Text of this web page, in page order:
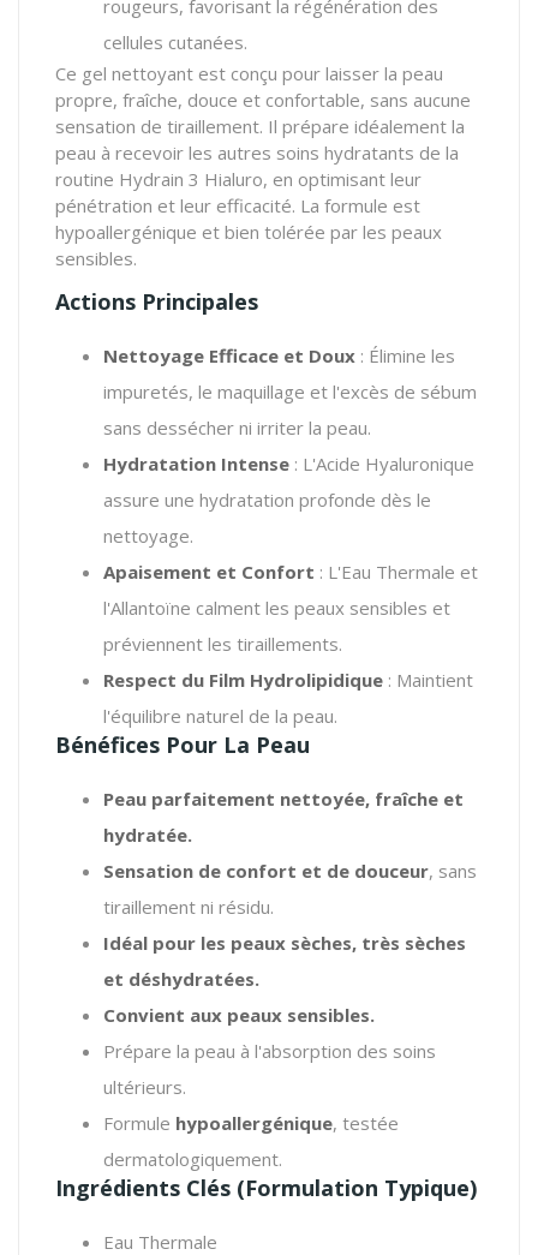
rougeurs, favorisant la régénération des
cellules cutanées.
Ce gel nettoyant est conçu pour laisser la peau
propre, fraîche, douce et confortable, sans aucune
sensation de tiraillement. Il prépare idéalement la
peau à recevoir les autres soins hydratants de la
routine Hydrain 3 Hialuro, en optimisant leur
pénétration et leur efficacité. La formule est
hypoallergénique et bien tolérée par les peaux
sensibles.
Actions Principales
Nettoyage Efficace et Doux : Élimine les
impuretés, le maquillage et l'excès de sébum
sans dessécher ni irriter la peau.
Hydratation Intense : L'Acide Hyaluronique
assure une hydratation profonde dès le
nettoyage.
Apaisement et Confort : L'Eau Thermale et
l'Allantoïne calment les peaux sensibles et
préviennent les tiraillements.
Respect du Film Hydrolipidique : Maintient
l'équilibre naturel de la peau.
Bénéfices Pour La Peau
Peau parfaitement nettoyée, fraîche et
hydratée.
Sensation de confort et de douceur, sans
tiraillement ni résidu.
Idéal pour les peaux sèches, très sèches
et déshydratées.
Convient aux peaux sensibles.
Prépare la peau à l'absorption des soins
ultérieurs.
Formule hypoallergénique, testée
dermatologiquement.
Ingrédients Clés (Formulation Typique)
Eau Thermale